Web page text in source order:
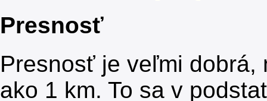
Presnosť
Presnosť je veľmi dobrá,
ako 1 km. To sa v